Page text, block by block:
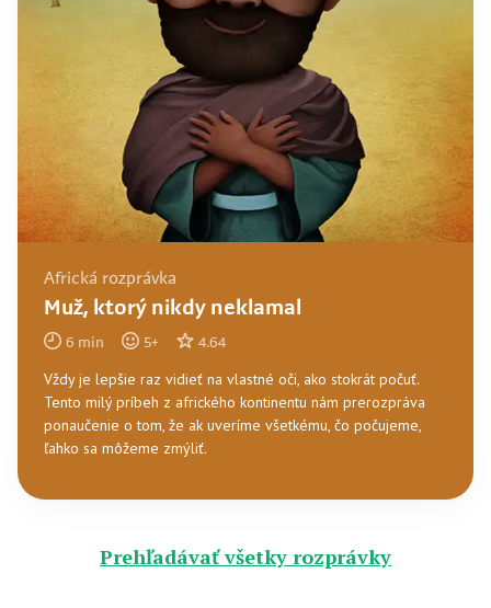
Africká rozprávka
Muž, ktorý nikdy neklamal
6 min 5+ 4.64
Vždy je lepšie raz vidieť na vlastné oči, ako stokrát počuť.
Tento milý príbeh z afrického kontinentu nám prerozpráva
ponaučenie o tom, že ak uveríme všetkému, čo počujeme,
ľahko sa môžeme zmýliť.
Prehľadávať všetky rozprávky